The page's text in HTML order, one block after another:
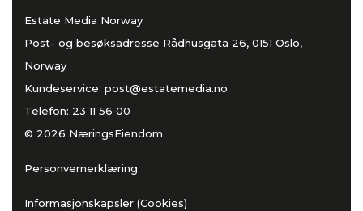
Estate Media Norway
Post- og besøksadresse Rådhusgata 26, 0151 Oslo,
Norway
Kundeservice: post@estatemedia.no
Telefon: 23 11 56 00
© 2026 NæringsEiendom
Personvernerklæring
Informasjonskapsler (Cookies)